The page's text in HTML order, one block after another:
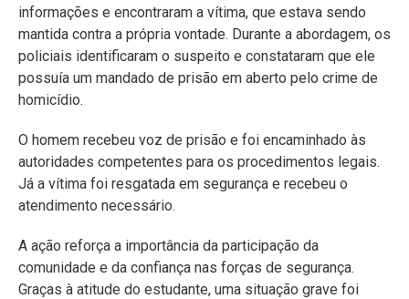
informações e encontraram a vítima, que estava sendo
mantida contra a própria vontade. Durante a abordagem, os
policiais identificaram o suspeito e constataram que ele
possuía um mandado de prisão em aberto pelo crime de
homicídio.
O homem recebeu voz de prisão e foi encaminhado às
autoridades competentes para os procedimentos legais.
Já a vítima foi resgatada em segurança e recebeu o
atendimento necessário.
A ação reforça a importância da participação da
comunidade e da confiança nas forças de segurança.
Graças à atitude do estudante, uma situação grave foi